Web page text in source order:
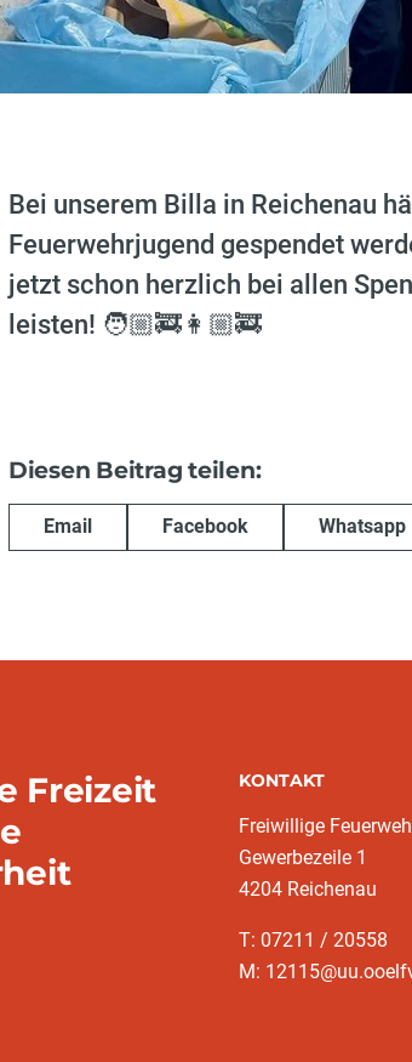
Bei unserem Billa in Reichenau
Feuerwehrjugend gespendet
jetzt schon herzlich bei allen
leisten! 🧑🏼‍🚒👩🏼‍🚒
Diesen Beitrag teilen:
Email Facebook Whatsapp
Freizeit
KONTAKT
Freiwillige
Gewerbezeile 1
4204 Reichenau
T: 07211 / 20558
M: